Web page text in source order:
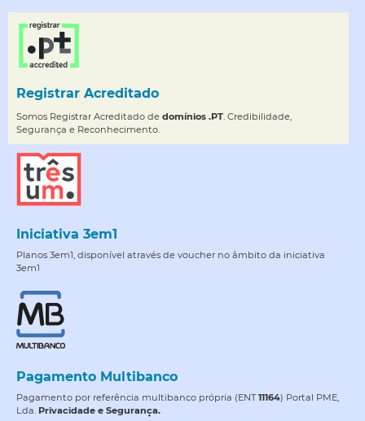
Registrar Acreditado
Somos Registrar Acreditado de domínios .PT . Credibilidade,
Segurança e Reconhecimento.
Iniciativa 3em1
Planos 3em1, disponível através de voucher no âmbito da iniciativa
3em1
Pagamento Multibanco
Pagamento por referência multibanco própria (ENT11164) Portal PME,
Lda. Privacidade e Segurança.